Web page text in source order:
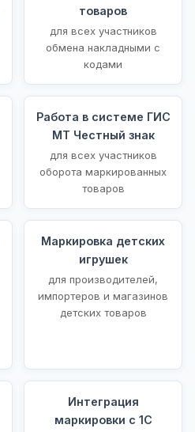
товаров
для всех участников
обмена накладными с
кодами
Работа в системе ГИС
МТ Честный знак
для всех участников
оборота маркированных
товаров
Маркировка детских
игрушек
для производителей,
импортеров и магазинов
детских товаров
Интеграция
маркировки с 1С